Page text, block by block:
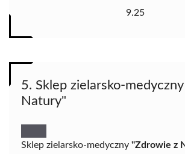
9.25
5. Sklep zielarsko-
Natury"
Sklep zielarsko-medyczny "Zdrowie z